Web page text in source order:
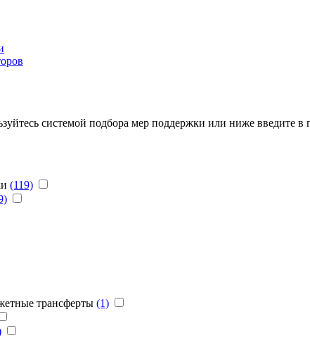
системой подбора мер поддержки или ниже введите в
(119)
трансферты (1)